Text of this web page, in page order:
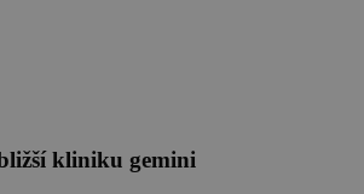
kliniku gemini